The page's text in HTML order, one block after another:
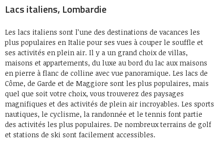
Lacs italiens, Lombardie
Les lacs italiens sont l’une des destinations de vacances les
plus populaires en Italie pour ses vues à couper le souffle et
ses activités en plein air. Il y a un grand choix de villas,
maisons et appartements, du luxe au bord du lac aux maisons
en pierre à flanc de colline avec vue panoramique. Les lacs de
Côme, de Garde et de Maggiore sont les plus populaires, mais
quel que soit votre choix, vous trouverez des paysages
magnifiques et des activités de plein air incroyables. Les sports
nautiques, le cyclisme, la randonnée et le tennis font partie
des activités les plus populaires. De nombreux terrains de golf
et stations de ski sont facilement accessibles.